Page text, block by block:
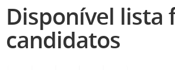
Disponível lista
candidatos